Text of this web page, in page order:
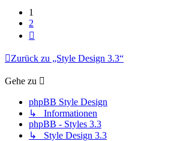
1
2
Zurück zu „Style Design 3.3“
Gehe zu
phpBB Style Design
↳ Informationen
phpBB - Styles 3.3
↳ Style Design 3.3